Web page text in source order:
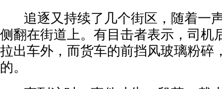
追逐又持续了几个街区，随着一
侧翻在街道上。有目击者表示，司机
拉出车外，而货车的前挡风玻璃粉碎
的。